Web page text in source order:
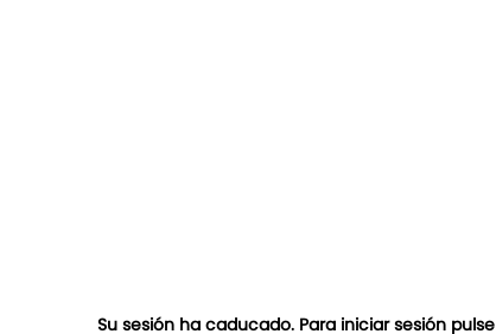
Su sesión ha caducado. Para iniciar sesión pulse